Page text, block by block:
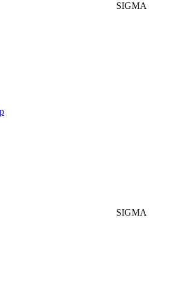
SIGMA
SIGMA